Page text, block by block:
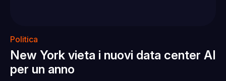
Politica
New York vieta i nuovi data center AI
per un anno